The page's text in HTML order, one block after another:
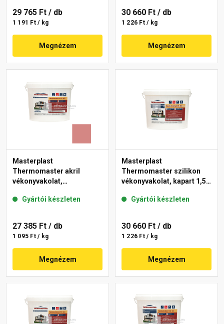
29 765 Ft / db
1 191 Ft / kg
Megnézem
30 660 Ft / db
1 226 Ft / kg
Megnézem
Masterplast
Thermomaster akril
vékonyvakolat,
21-D 25 kg
Gyártói készleten
27 385 Ft / db
1 095 Ft / kg
Megnézem
Masterplast
Thermomaster szilikon
vékonyvakolat, kapart 1,5
Gyártói készleten
30 660 Ft / db
1 226 Ft / kg
Megnézem